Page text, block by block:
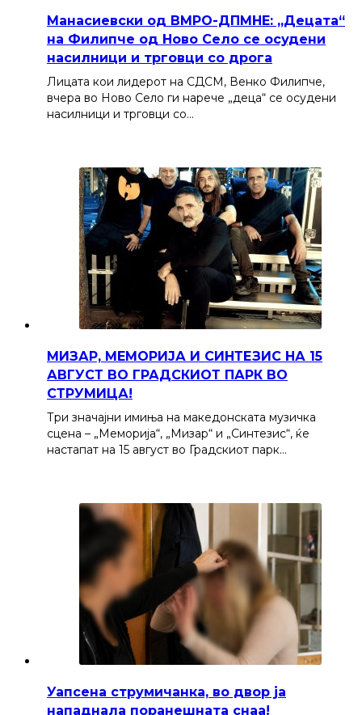
Манасиевски од ВМРО-ДПМНЕ: „Децата“
на Филипче од Ново Село се осудени
насилници и трговци со дрога
Лицата кои лидерот на СДСМ, Венко Филипче,
вчера во Ново Село ги нарече „деца“ се осудени
насилници и трговци со…
МИЗАР, МЕМОРИЈА И СИНТЕЗИС НА 15
АВГУСТ ВО ГРАДСКИОТ ПАРК ВО
СТРУМИЦА!
Три значајни имиња на македонската музичка
сцена – „Меморија“, „Мизар“ и „Синтезис“, ќе
настапат на 15 август во Градскиот парк…
Уапсена струмичанка, во двор ја
нападнала поранешната снаа!